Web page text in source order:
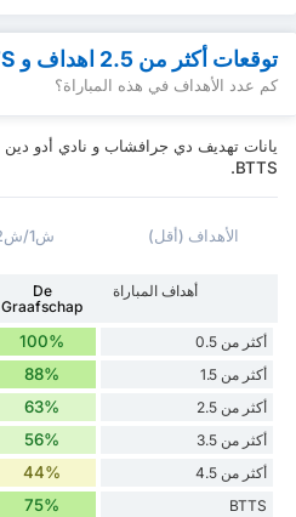
توقعات أكثر من 2.5 اهداف و BTTS
كم عدد الأهداف في هذه المباراة؟
BTTS.
ش1/ش2 الأهداف (أقل)
أهداف المباراة
De
Graafschap
أكثر من 0.5 100%
أكثر من 1.5 88%
أكثر من 2.5 63%
أكثر من 3.5 56%
أكثر من 4.5 44%
BTTS
75%